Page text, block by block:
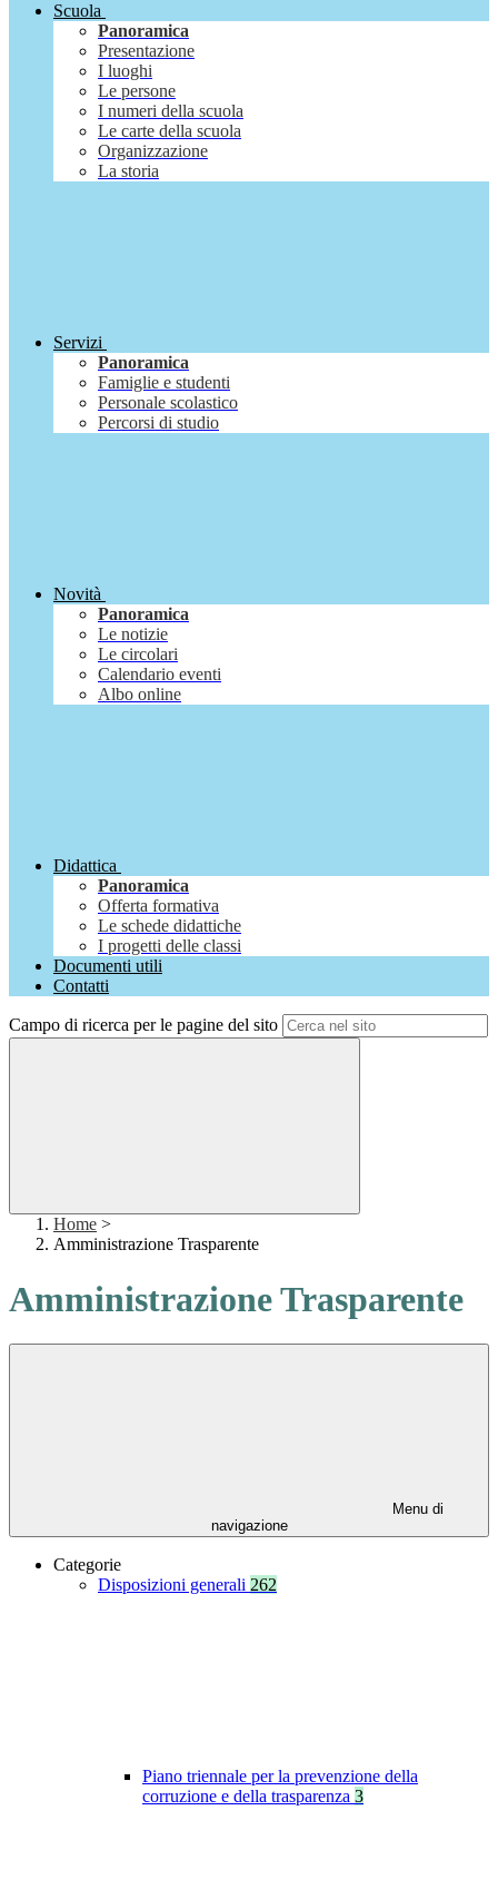
Scuola
Panoramica
Presentazione
I luoghi
Le persone
I numeri della scuola
Le carte della scuola
Organizzazione
La storia
Servizi
Panoramica
Famiglie e studenti
Personale scolastico
Percorsi di studio
Novità
Panoramica
Le notizie
Le circolari
Calendario eventi
Albo online
Didattica
Panoramica
Offerta formativa
Le schede didattiche
I progetti delle classi
Documenti utili
Contatti
Campo di ricerca per le pagine del sito
Home >
Amministrazione Trasparente
Amministrazione Trasparente
Menu di
navigazione
Categorie
Disposizioni generali 262
Piano triennale per la prevenzione della
corruzione e della trasparenza 3